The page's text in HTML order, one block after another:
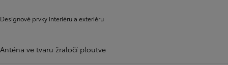
Designové prvky interiéru a exteriéru
Anténa ve tvaru žraločí ploutve